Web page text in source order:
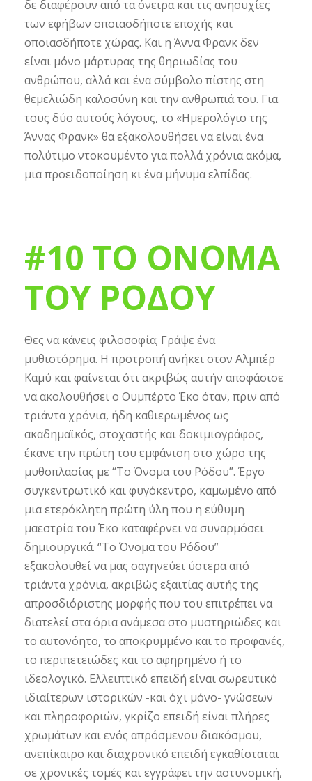
δε διαφέρουν από τα όνειρα και τις ανησυχίες
των εφήβων οποιασδήποτε εποχής και
οποιασδήποτε χώρας. Και η Άννα Φρανκ δεν
είναι μόνο μάρτυρας της θηριωδίας του
ανθρώπου, αλλά και ένα σύμβολο πίστης στη
θεμελιώδη καλοσύνη και την ανθρωπιά του. Για
τους δύο αυτούς λόγους, το «Ημερολόγιο της
Άννας Φρανκ» θα εξακολουθήσει να είναι ένα
πολύτιμο ντοκουμέντο για πολλά χρόνια ακόμα,
μια προειδοποίηση κι ένα μήνυμα ελπίδας.
#10 ΤΟ ΟΝΟΜΑ
ΤΟΥ ΡΟΔΟΥ
Θες να κάνεις φιλοσοφία; Γράψε ένα
μυθιστόρημα. Η προτροπή ανήκει στον Αλμπέρ
Καμύ και φαίνεται ότι ακριβώς αυτήν αποφάσισε
να ακολουθήσει ο Ουμπέρτο Έκο όταν, πριν από
τριάντα χρόνια, ήδη καθιερωμένος ως
ακαδημαϊκός, στοχαστής και δοκιμιογράφος,
έκανε την πρώτη του εμφάνιση στο χώρο της
μυθοπλασίας με “Το Όνομα του Ρόδου”. Έργο
συγκεντρωτικό και φυγόκεντρο, καμωμένο από
μια ετερόκλητη πρώτη ύλη που η εύθυμη
μαεστρία του Έκο καταφέρνει να συναρμόσει
δημιουργικά. “Το Όνομα του Ρόδου”
εξακολουθεί να μας σαγηνεύει ύστερα από
τριάντα χρόνια, ακριβώς εξαιτίας αυτής της
απροσδιόριστης μορφής που του επιτρέπει να
διατελεί στα όρια ανάμεσα στο μυστηριώδες και
το αυτονόητο, το αποκρυμμένο και το προφανές,
το περιπετειώδες και το αφηρημένο ή το
ιδεολογικό. Ελλειπτικό επειδή είναι σωρευτικό
ιδιαίτερων ιστορικών -και όχι μόνο- γνώσεων
και πληροφοριών, γκρίζο επειδή είναι πλήρες
χρωμάτων και ενός απρόσμενου διακόσμου,
ανεπίκαιρο και διαχρονικό επειδή εγκαθίσταται
σε χρονικές τομές και εγγράφει την αστυνομική,